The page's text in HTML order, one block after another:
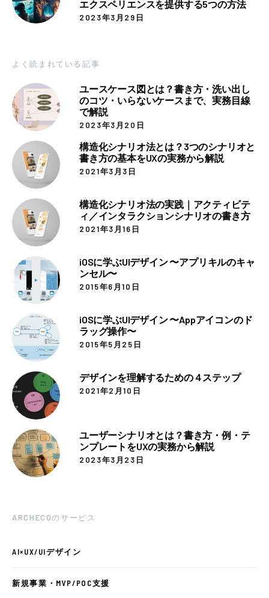
エクスペリエンスを提供する5つの方法
2023年3月29日
よく読まれている記事
ユースケース図とは？書き方・洗い出し
のコツ・いらないケースまで、実務目線
で解説
2023年3月20日
構造化シナリオ法とは？3つのシナリオと
書き方の基本をUXの実務から解説
2021年3月3日
構造化シナリオ法の実践｜アクティビテ
ィ／インタラクションシナリオの書き方
2021年3月16日
iOSに学ぶUIデザイン 〜アプリキルのキャ
ンセル〜
2015年6月10日
iOSに学ぶUIデザイン 〜Appアイコンのド
ラッグ操作〜
2015年5月25日
デザインを理解するための４ステップ
2021年2月10日
ユーザーシナリオとは？書き方・例・テ
ンプレートをUXの実務から解説
2023年3月23日
ARCHECOのサービス
AI×UX/UIデザイン
新規事業・MVP/POC支援